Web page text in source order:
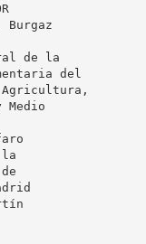
Burgaz
de la
del
Medio
la